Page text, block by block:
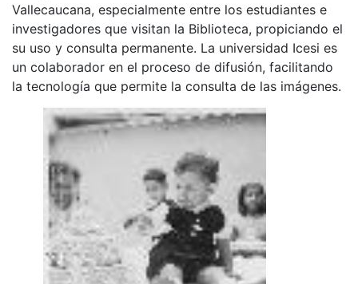
Vallecaucana, especialmente entre los estudiantes e
investigadores que visitan la Biblioteca, propiciando el
su uso y consulta permanente. La universidad Icesi es
un colaborador en el proceso de difusión, facilitando
la tecnología que permite la consulta de las imágenes.